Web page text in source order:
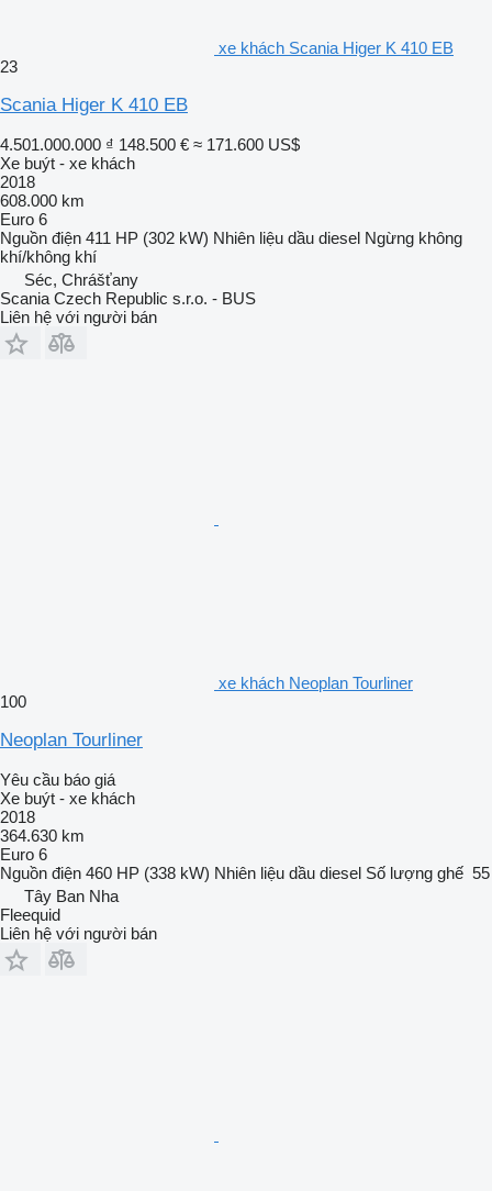
xe khách Scania Higer K 410 EB
23
Scania Higer K 410 EB
4.501.000.000 ₫ 148.500 € ≈ 171.600 US$
Xe buýt - xe khách
2018
608.000 km
Euro 6
Nguồn điện 411 HP (302 kW) Nhiên liệu dầu diesel Ngừng không
khí/không khí
Séc, Chrášťany
Scania Czech Republic s.r.o. - BUS
Liên hệ với người bán
xe khách Neoplan Tourliner
100
Neoplan Tourliner
Yêu cầu báo giá
Xe buýt - xe khách
2018
364.630 km
Euro 6
Nguồn điện 460 HP (338 kW) Nhiên liệu dầu diesel Số lượng ghế 55
Tây Ban Nha
Fleequid
Liên hệ với người bán